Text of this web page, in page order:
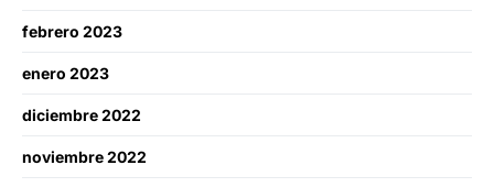
febrero 2023
enero 2023
diciembre 2022
noviembre 2022